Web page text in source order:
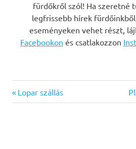
fürdőkről szól! Ha szeretné
legfrissebb hírek
eseményeken vehet részt,
Facebookon és csatlakozzon
Bejegyzés
Previous
Post:
Lopar szállás